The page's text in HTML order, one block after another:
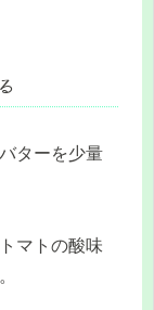
ターを少量
マトの酸味